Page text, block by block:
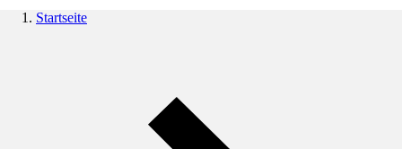
Startseite